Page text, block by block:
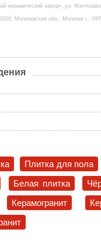
керамический завод», ул.
Могилевская обл., Могилев г.,
Плитка для пола
Белая плитка
Керамогранит